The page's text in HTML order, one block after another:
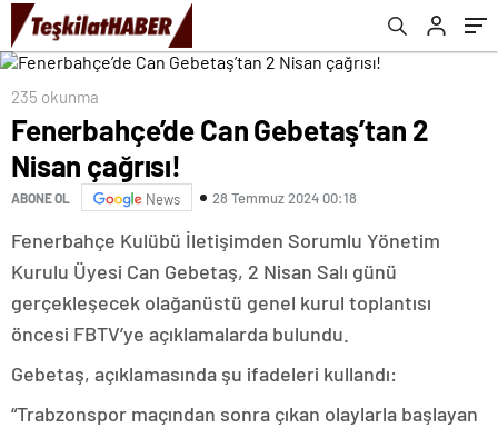
235 okunma
Fenerbahçe’de Can Gebetaş’tan 2
Nisan çağrısı!
ABONE OL News 28 Temmuz 2024 00:18
Fenerbahçe Kulübü İletişimden Sorumlu Yönetim
Kurulu Üyesi Can Gebetaş, 2 Nisan Salı günü
gerçekleşecek olağanüstü genel kurul toplantısı
öncesi FBTV’ye açıklamalarda bulundu.
Gebetaş, açıklamasında şu ifadeleri kullandı:
“Trabzonspor maçından sonra çıkan olaylarla başlayan